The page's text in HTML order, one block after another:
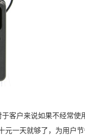
客户来说如果不经常使
一天就够了，为用户